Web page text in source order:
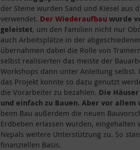
der Steine wurden Sand und Kiesel aus
verwendet. Der Wiederaufbau wurde
geleistet, um den Familien nicht nur
auch Arbeitsplätze in der
übernahmen dabei die Rolle von
selbst realisierten das meiste der
Workshops dann unter Anleitung
das Projekt konnte so dazu genutzt
die Vorarbeiter zu bezahlen. Die
und einfach zu Bauen. Aber vor allem
beim Bau außerdem die neuen
Erdbeben erlassen wurden, eingehalten
Nepals weitere Unterstützung zu. So
finanziellen Basis.